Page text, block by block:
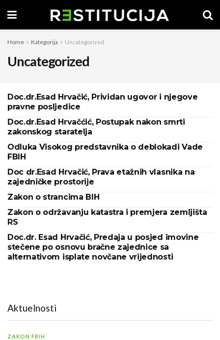
Home Kategorija Uncategorized
Uncategorized
Doc.dr.Esad Hrvačić, Prividan ugovor i njegove
pravne posljedice
Doc.dr.Esad Hrvačćić, Postupak nakon smrti
zakonskog staratelja
Odluka Visokog predstavnika o deblokadi Vade
FBIH
Doc dr.Esad Hrvačić, Prava etažnih vlasnika na
zajedničke prostorije
Zakon o strancima BIH
Zakon o održavanju katastra i premjera zemljišta
RS
Doc.dr. Esad Hrvačić, Predaja u posjed imovine
stečene po osnovu bračne zajednice sa
alternativom isplate novčane vrijednosti
Aktuelnosti
ZAKON FBIH